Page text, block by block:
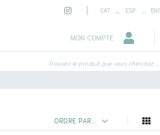
CAT _ ESP _
MON COMPTE
Trouvez le produit que vous cherchez ...
ORDRE PAR...